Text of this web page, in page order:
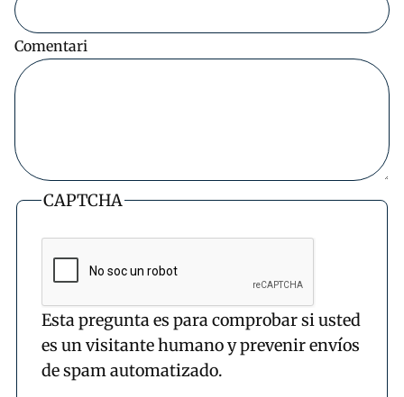
Comentari
CAPTCHA
Esta pregunta es para comprobar si usted
es un visitante humano y prevenir envíos
de spam automatizado.